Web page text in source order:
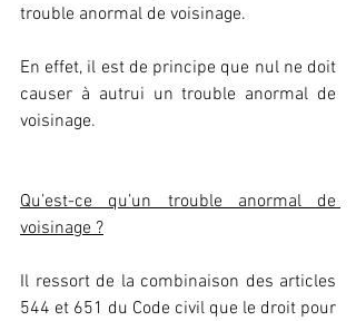
trouble anormal de voisinage.
En effet, il est de principe que nul ne doit
causer à autrui un trouble anormal de
voisinage.
Qu’est-ce qu’un trouble anormal de
voisinage ?
Il ressort de la combinaison des articles
544 et 651 du Code civil que le droit pour